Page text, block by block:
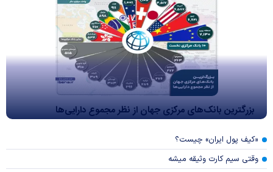
بزرگترین بانک‌های مرکزی جهان از نظر مجموع دارایی‌ها
«کیف پول ایران» چیست؟
وقتی سیم کارت وثیقه میشه